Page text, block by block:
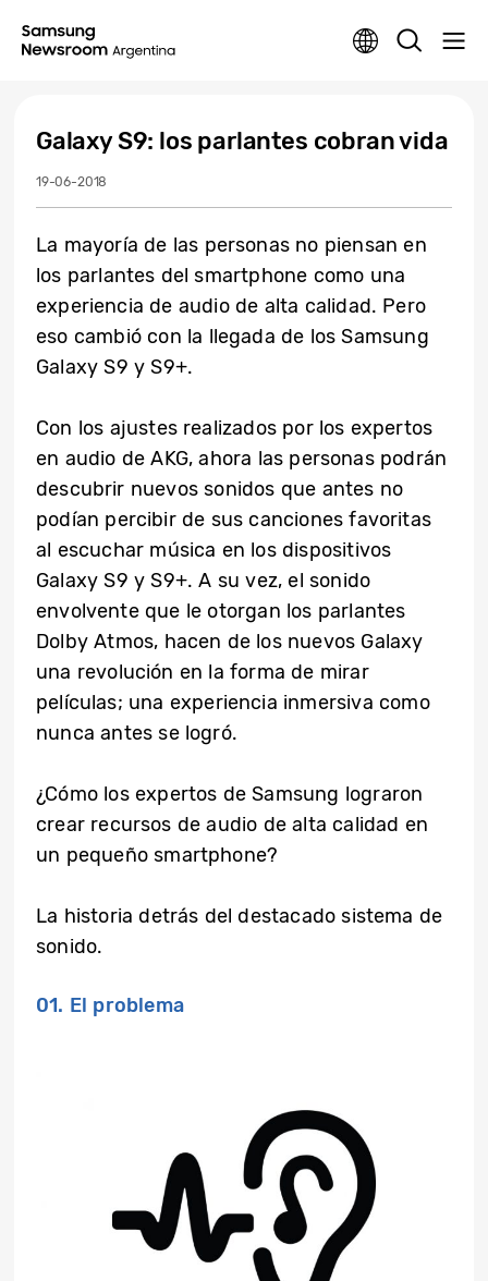
Galaxy S9: los parlantes cobran vida
19-06-2018
La mayoría de las personas no piensan en
los parlantes del smartphone como una
experiencia de audio de alta calidad. Pero
eso cambió con la llegada de los Samsung
Galaxy S9 y S9+.
Con los ajustes realizados por los expertos
en audio de AKG, ahora las personas podrán
descubrir nuevos sonidos que antes no
podían percibir de sus canciones favoritas
al escuchar música en los dispositivos
Galaxy S9 y S9+. A su vez, el sonido
envolvente que le otorgan los parlantes
Dolby Atmos, hacen de los nuevos Galaxy
una revolución en la forma de mirar
películas; una experiencia inmersiva como
nunca antes se logró.
¿Cómo los expertos de Samsung lograron
crear recursos de audio de alta calidad en
un pequeño smartphone?
La historia detrás del destacado sistema de
sonido.
01. El problema